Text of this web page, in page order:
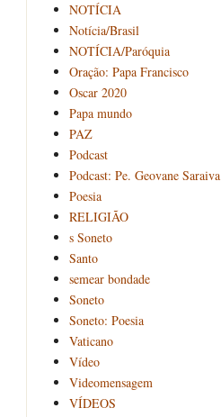
NOTÍCIA
Notícia/Brasil
NOTÍCIA/Paróquia
Oração: Papa Francisco
Oscar 2020
Papa mundo
PAZ
Podcast
Podcast: Pe. Geovane Saraiva
Poesia
RELIGIÃO
s Soneto
Santo
semear bondade
Soneto
Soneto: Poesia
Vaticano
Vídeo
Videomensagem
VÍDEOS